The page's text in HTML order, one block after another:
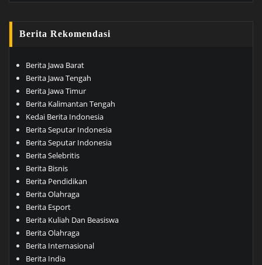
Berita Rekomendasi
Berita Jawa Barat
Berita Jawa Tengah
Berita Jawa Timur
Berita Kalimantan Tengah
Kedai Berita Indonesia
Berita Seputar Indonesia
Berita Seputar Indonesia
Berita Selebritis
Berita Bisnis
Berita Pendidikan
Berita Olahraga
Berita Esport
Berita Kuliah Dan Beasiswa
Berita Olahraga
Berita Internasional
Berita India